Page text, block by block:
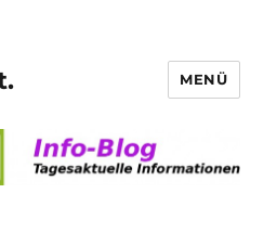
MENÜ